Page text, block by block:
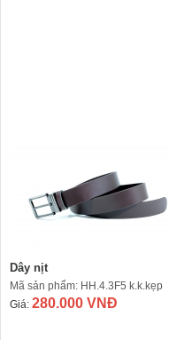
Dây nịt
Mã sản phẩm: HH.4.3F5 k.k.kẹp
Giá: 280.000 VNĐ